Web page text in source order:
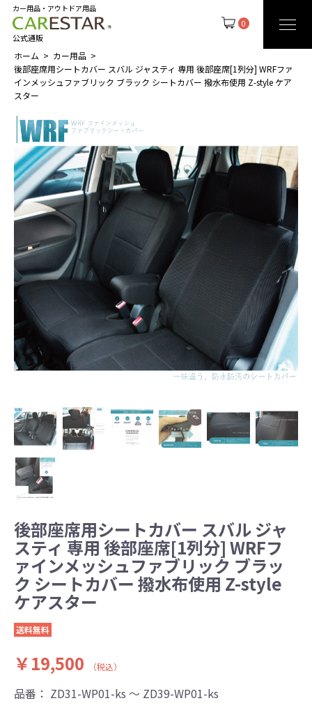
0
カー用品・アウトドア用品
公式通販
ホーム
カー用品
後部座席用シートカバー スバル ジャスティ 専用 後部座席[1列分] WRFファ
インメッシュファブリック ブラック シートカバー 撥水布使用 Z-style ケア
スター
後部座席用シートカバー スバル ジャ
スティ 専用 後部座席[1列分] WRFフ
ァインメッシュファブリック ブラッ
ク シートカバー 撥水布使用 Z-style
ケアスター
送料無料
￥19,500 （税込）
品番： ZD31-WP01-ks ～ ZD39-WP01-ks